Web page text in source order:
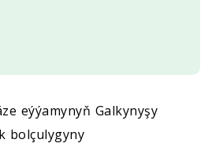
eýýamynyň Galkynyşy
bolçulygyny